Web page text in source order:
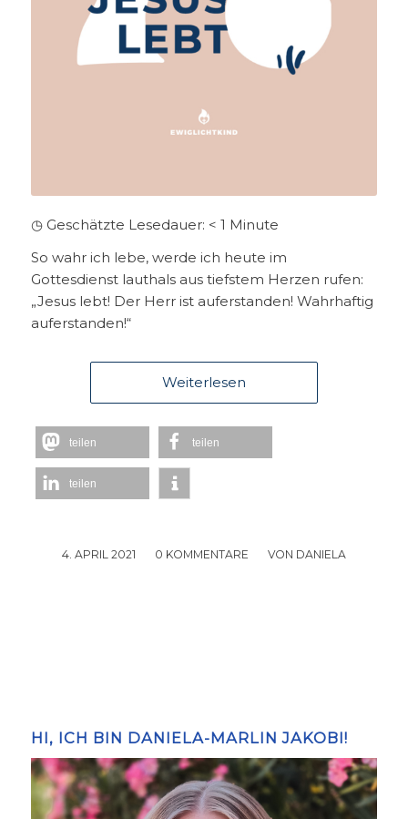
◷ Geschätzte Lesedauer: < 1 Minute
So wahr ich lebe, werde ich heute im
Gottesdienst lauthals aus tiefstem Herzen rufen:
„Jesus lebt! Der Herr ist auferstanden! Wahrhaftig
auferstanden!“
Weiterlesen
teilen teilen
teilen
4. APRIL 2021
/ 0 KOMMENTARE
/ VON DANIELA
HI, ICH BIN DANIELA-MARLIN JAKOBI!